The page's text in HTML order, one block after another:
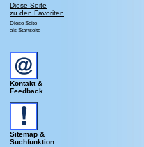
Diese Seite
zu den Favoriten
Diese Seite
als Startseite
Kontakt &
Feedback
Sitemap &
Suchfunktion